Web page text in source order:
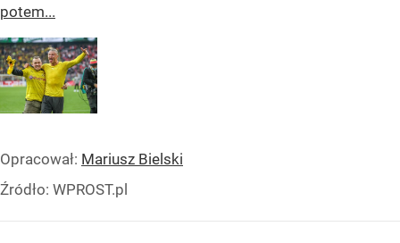
potem...
Opracował: Mariusz Bielski
Źródło: WPROST.pl